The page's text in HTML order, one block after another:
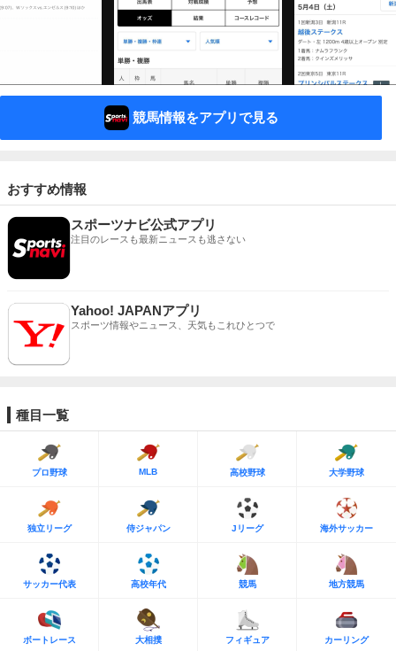
競馬情報をアプリで見る
おすすめ情報
スポーツナビ公式アプリ
注目のレースも最新ニュースも逃さない
Yahoo! JAPANアプリ
スポーツ情報やニュース、天気もこれひとつで
種目一覧
プロ野球 MLB 高校野球 大学野球
独立リーグ 侍ジャパン Jリーグ 海外サッカー
サッカー代表 高校年代 競馬 地方競馬
ボートレース 大相撲 フィギュア カーリング